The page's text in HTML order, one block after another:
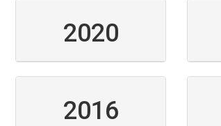
2020
2016